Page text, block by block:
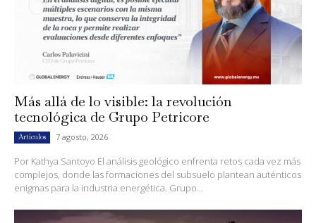
Más allá de lo visible: la revolución
tecnológica de Grupo Petricore
Artículos 7 agosto, 2026
Por Kathya Santoyo El análisis geológico enfrenta retos cada vez más
complejos, donde las formaciones del subsuelo plantean auténticos
enigmas para la industria energética. Grupo...